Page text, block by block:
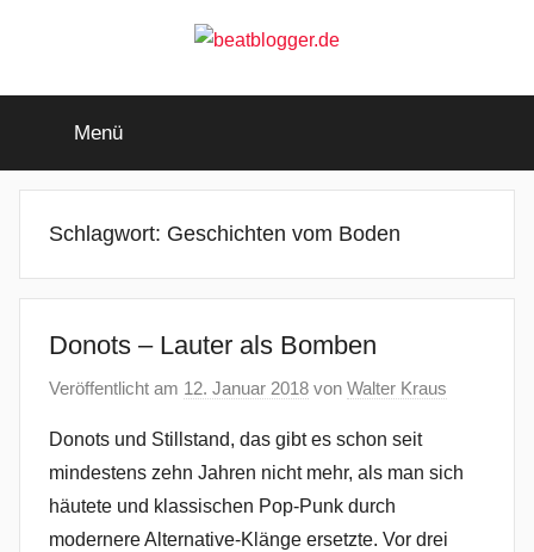
beatblogger.de
beat
goes
Menü
Schlagwort: Geschichten vom Boden
Donots – Lauter als Bomben
Veröffentlicht am 12. Januar 2018 von Walter Kraus
Donots und Stillstand, das gibt es schon seit
mindestens zehn Jahren nicht mehr, als man sich
häutete und klassischen Pop-Punk durch
modernere Alternative-Klänge ersetzte. Vor drei